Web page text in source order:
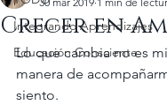
Integrando Aprendizajes
Educación Consciente
Crecer en
Lo que cambia no es
manera de
siento.